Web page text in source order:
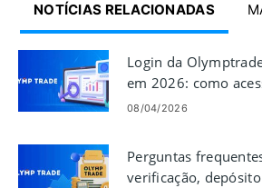
NOTÍCIAS RELACIONADAS
Login da
em 2026: como
com segurança e
08/04/2026
Perguntas
verificação,